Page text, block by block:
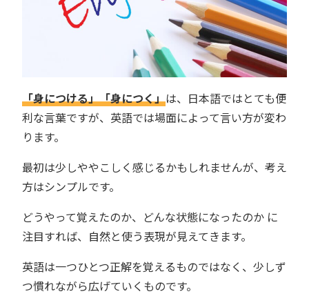
「身につける」「身につく」は、日本語ではとても便
利な言葉ですが、英語では場面によって言い方が変わ
ります。
最初は少しややこしく感じるかもしれませんが、考え
方はシンプルです。
どうやって覚えたのか、どんな状態になったのか に
注目すれば、自然と使う表現が見えてきます。
英語は一つひとつ正解を覚えるものではなく、少しず
つ慣れながら広げていくものです。